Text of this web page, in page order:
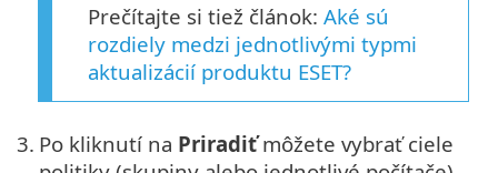
Prečítajte si tiež článok: Aké sú
rozdiely medzi jednotlivými typmi
aktualizácií produktu ESET?
3. Po kliknutí na Priradiťmôžete vybrať ciele